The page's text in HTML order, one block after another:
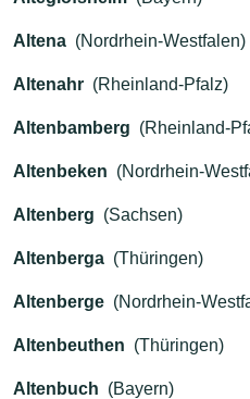
Altena (Nordrhein-Westfalen)
Altenahr (Rheinland-Pfalz)
Altenbamberg (Rheinland-
Altenbeken (Nordrhein-
Altenberg (Sachsen)
Altenberga (Thüringen)
Altenberge (Nordrhein-
Altenbeuthen (Thüringen)
Altenbuch (Bayern)